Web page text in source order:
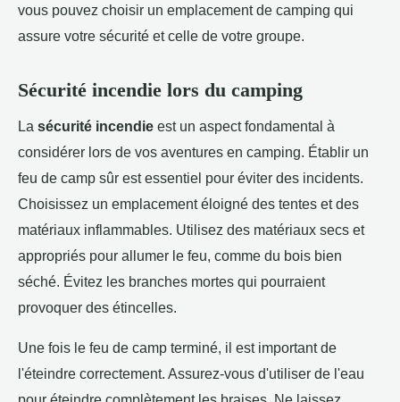
vous pouvez choisir un emplacement de camping qui
assure votre sécurité et celle de votre groupe.
Sécurité incendie lors du camping
La sécurité incendie est un aspect fondamental à
considérer lors de vos aventures en camping. Établir un
feu de camp sûr est essentiel pour éviter des incidents.
Choisissez un emplacement éloigné des tentes et des
matériaux inflammables. Utilisez des matériaux secs et
appropriés pour allumer le feu, comme du bois bien
séché. Évitez les branches mortes qui pourraient
provoquer des étincelles.
Une fois le feu de camp terminé, il est important de
l'éteindre correctement. Assurez-vous d'utiliser de l'eau